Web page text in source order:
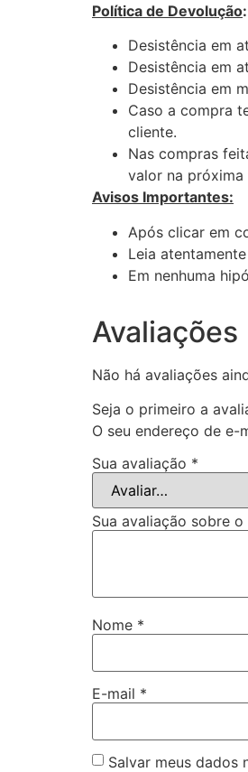
Política de Devolução:
Desistência em
Desistência em
Desistência em
Caso a compra
cliente.
Nas compras
valor na próxima
Avisos Importantes:
Após clicar em
Leia
Em nenhuma
Avaliações
Não há avaliações
Seja o primeiro a
O seu endereço de e-
Sua avaliação *
Sua avaliação sobre
Nome *
E-mail *
Salvar meus dados